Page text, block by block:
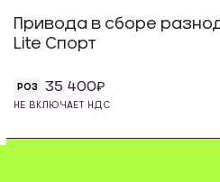
Привода в сборе
Lite Спорт
РОЗ 35 400
НЕ ВКЛЮЧАЕТ НДС